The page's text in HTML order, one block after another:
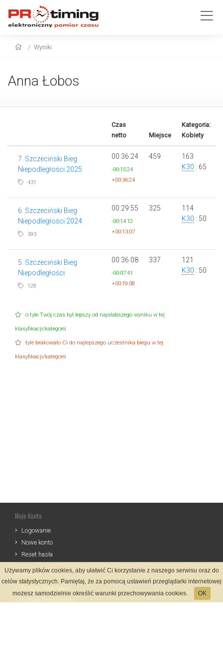
Wyniki
Anna Łobos
Czas
netto
Miejsce
Kategoria:
Kobiety
7. Szczeciński Bieg
Niepodległości 2025
431
00:36:24
-00:15:24
+00:36:24
459
163
K30 : 65
6. Szczeciński Bieg
Niepodległości 2024
393
00:29:55
-00:14:12
+00:13:07
325
114
K30 : 50
5. Szczeciński Bieg
Niepodległości
128
00:36:08
-00:07:41
+00:19:08
337
121
K30 : 50
o tyle Twój czas był lepszy od najsłabszego wyniku w tej
klasyfikacji/kategorii
tyle brakowało Ci do najlepszego uczestnika biegu w tej
klasyfikacji/kategorii
Moje Konto
Logowanie
Nowe konto
Reset hasła
Informacje
Używamy plików cookies, aby ułatwić Ci korzystanie z naszego serwisu oraz do
celów statystycznych. Pamiętaj, że za pomocą ustawień przeglądarki internetowej
możesz samodzielnie określić warunki przechowywania cookies.
OK